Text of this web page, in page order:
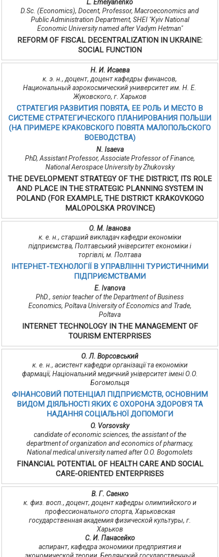
L. Emelyanenko
D.Sc. (Economics), Docent, Professor, Macroeconomics and
Public Administration Department, SHEI "Kyiv National
Economic University named after Vadym Hetman"
REFORM OF FISCAL DECENTRALIZATION IN UKRAINE:
SOCIAL FUNCTION
Н. И. Исаева
к. э. н., доцент, доцент кафедры финансов,
Национальный аэрокосмический университет им. Н. Е.
Жуковского, г. Харьков
СТРАТЕГИЯ РАЗВИТИЯ ПОВЯТА, ЕЕ РОЛЬ И МЕСТО В
СИСТЕМЕ СТРАТЕГИЧЕСКОГО ПЛАНИРОВАНИЯ ПОЛЬШИ
(НА ПРИМЕРЕ КРАКОВСКОГО ПОВЯТА МАЛОПОЛЬСКОГО
ВОЕВОДСТВА)
N. Isaeva
PhD, Assistant Professor, Associate Professor of Finance,
National Aerospace University by Zhukovsky
THE DEVELOPMENT STRATEGY OF THE DISTRICT, ITS ROLE
AND PLACE IN THE STRATEGIC PLANNING SYSTEM IN
POLAND (FOR EXAMPLE, THE DISTRICT KRAKOVKOGO
MALOPOLSKA PROVINCE)
О. М. Іванова
к. е. н., старший викладач кафедри економіки
підприємства, Полтавський університет економіки і
торгівлі, м. Полтава
ІНТЕРНЕТ-ТЕХНОЛОГІЇ В УПРАВЛІННІ ТУРИСТИЧНИМИ
ПІДПРИЄМСТВАМИ
E. Ivanova
PhD., senior teacher of the Department of Business
Economics, Poltava University of Economics and Trade,
Poltava
INTERNET TECHNOLOGY IN THE MANAGEMENT OF
TOURISM ENTERPRISES
О. Л. Ворсовський
к. е. н., асистент кафедри організації та економіки
фармації, Національний медичний університет імені О.О.
Богомольця
ФІНАНСОВИЙ ПОТЕНЦІАЛ ПІДПРИЄМСТВ, ОСНОВНИМ
ВИДОМ ДІЯЛЬНОСТІ ЯКИХ Є ОХОРОНА ЗДОРОВ'Я ТА
НАДАННЯ СОЦІАЛЬНОЇ ДОПОМОГИ
O. Vorsovsky
candidate of economic sciences, the assistant of the
department of organization and economics of pharmacy,
National medical university named after O.O. Bogomolеts
FINANCIAL POTENTIAL OF HEALTH CARE AND SOCIAL
CARE-ORIENTED ENTERPRISES
В. Г. Саенко
к. физ. восп., доцент, доцент кафедры олимпийского и
профессионального спорта, Харьковская
государственная академия физической культуры, г.
Харьков
С. И. Панасейко
аспирант, кафедра экономики предприятия и